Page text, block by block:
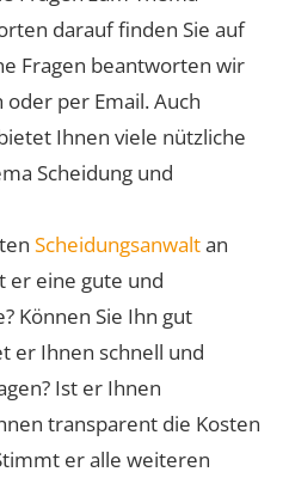
darauf finden Sie auf
Fragen beantworten wir
per Email. Auch
Ihnen viele nützliche
Scheidung und
Scheidungsanwaltan
er eine gute und
Können Sie Ihn gut
er Ihnen schnell und
Ist er Ihnen
transparent die Kosten
er alle weiteren